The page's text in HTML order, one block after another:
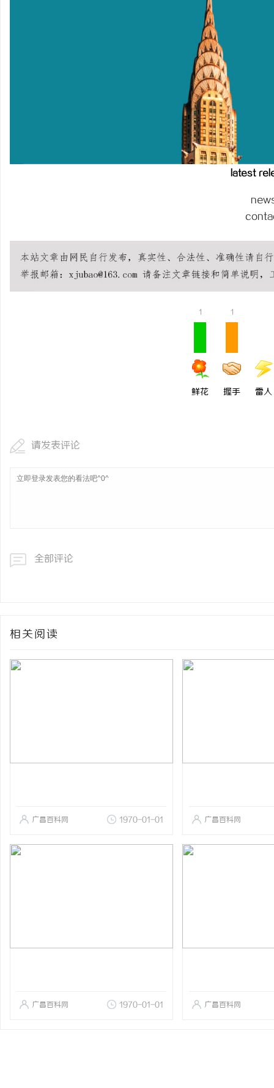
latest
1
鲜花
1
握手 雷人
请发表评论
全部评论
相关阅读
广昌百科网 1970-01-01 广昌百科网
广昌百科网 1970-01-01 广昌百科网
东莞厚街居家 & 医院护
生参考指南